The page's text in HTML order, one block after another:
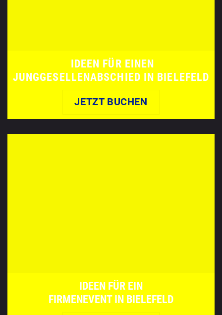
IDEEN FÜR EINEN
JUNGGESELLENABSCHIED IN BIELEFELD
JETZT BUCHEN
IDEEN FÜR EIN
FIRMENEVENT IN BIELEFELD